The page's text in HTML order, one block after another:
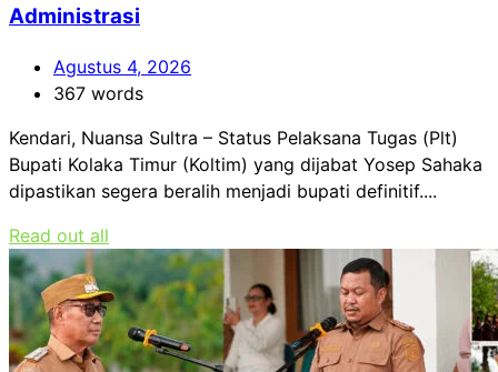
Administrasi
Agustus 4, 2026
367 words
Kendari, Nuansa Sultra – Status Pelaksana Tugas (Plt)
Bupati Kolaka Timur (Koltim) yang dijabat Yosep Sahaka
dipastikan segera beralih menjadi bupati definitif....
Read out all